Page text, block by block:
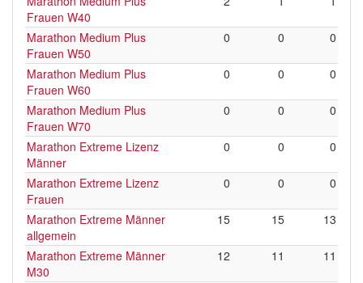
Frauen W40
Marathon Medium Plus
Frauen W50
0 0 0
Marathon Medium Plus
Frauen W60
0 0 0
Marathon Medium Plus
Frauen W70
0 0 0
Marathon Extreme Lizenz
Männer
0 0 0
Marathon Extreme Lizenz
Frauen
0 0 0
Marathon Extreme Männer
allgemein
15 15 13
Marathon Extreme Männer
M30
12 11 11